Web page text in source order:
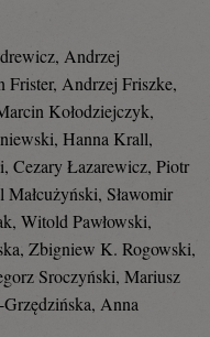
Andrzej
Frister, Andrzej Friszke,
Kołodziejczyk,
Hanna Krall,
Cezary Łazarewicz, Piotr
Sławomir
Witold Pawłowski,
Zbigniew K. Rogowski,
Sroczyński, Mariusz
Anna